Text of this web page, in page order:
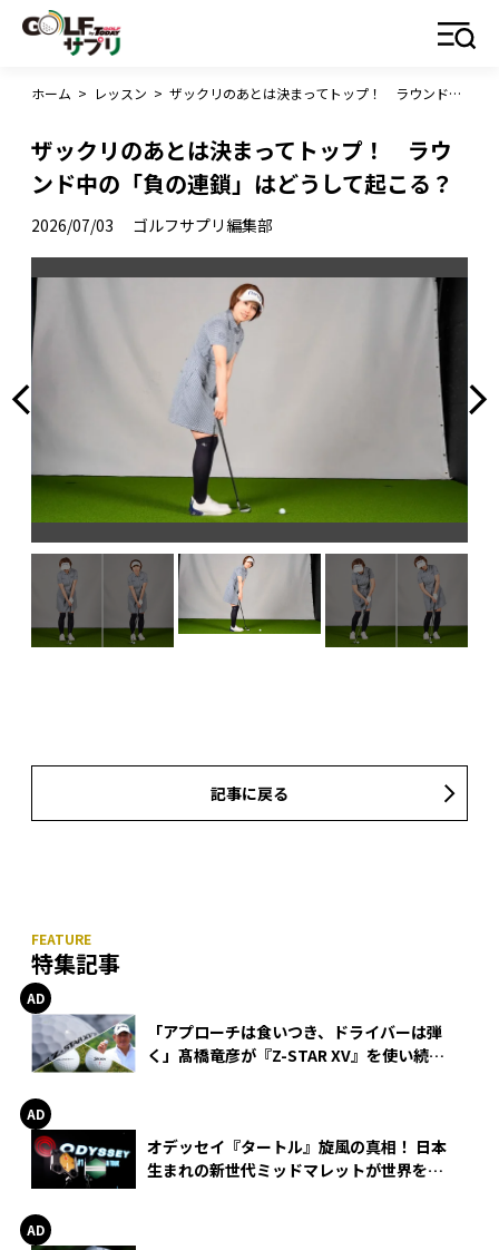
ホーム > レッスン > ザックリのあとは決まってトップ！ ラウンド中の「負の連鎖」はどうして起こる？
ザックリのあとは決まってトップ！ ラウ
ンド中の「負の連鎖」はどうして起こる？
2026/07/03 ゴルフサプリ編集部
記事に戻る
特集記事
「アプローチは食いつき、ドライバーは弾
く」髙橋竜彦が『Z-STAR XV』を使い続け
オデッセイ『タートル』旋風の真相！ 日本
生まれの新世代ミッドマレットが世界を席